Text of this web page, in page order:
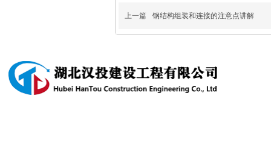
上一篇 钢结构组装和连接的注意点讲解
产品中心